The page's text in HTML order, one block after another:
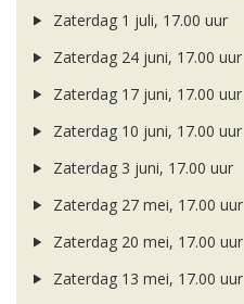
Zaterdag 1 juli, 17.00 uur
Zaterdag 24 juni, 17.00 uur
Zaterdag 17 juni, 17.00 uur
Zaterdag 10 juni, 17.00 uur
Zaterdag 3 juni, 17.00 uur
Zaterdag 27 mei, 17.00 uur
Zaterdag 20 mei, 17.00 uur
Zaterdag 13 mei, 17.00 uur